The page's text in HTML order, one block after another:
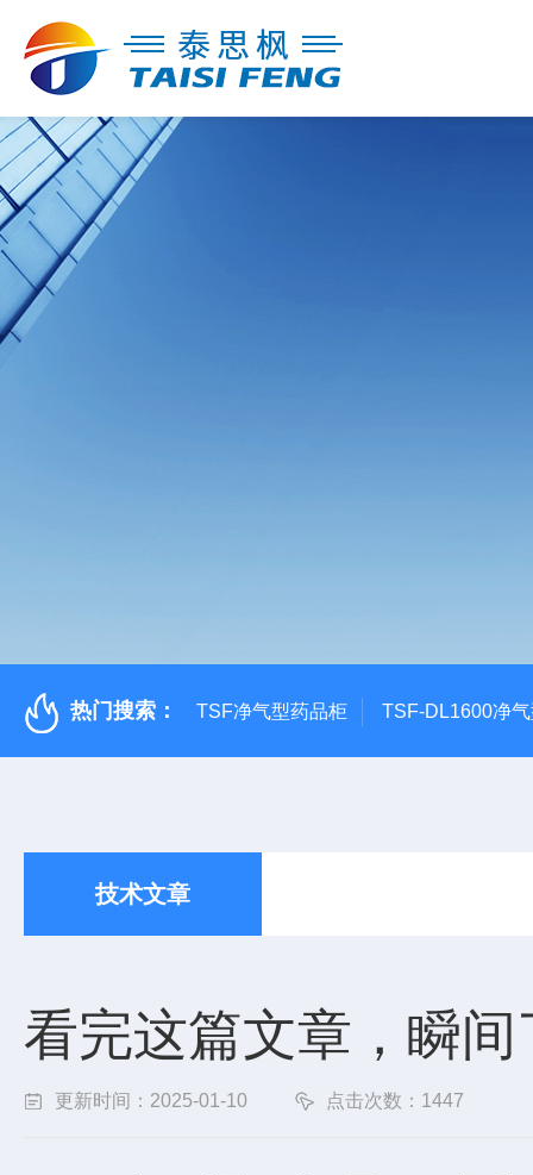
热门搜索： TSF净气型药品柜 TSF-DL1600净
技术文章
看完这篇文章，瞬
更新时间：2025-01-10 点击次数：1447